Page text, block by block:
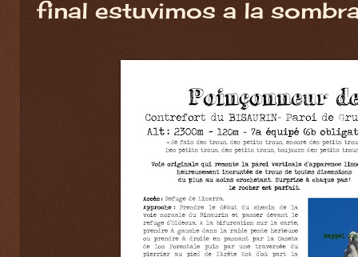
final estuvimos a la